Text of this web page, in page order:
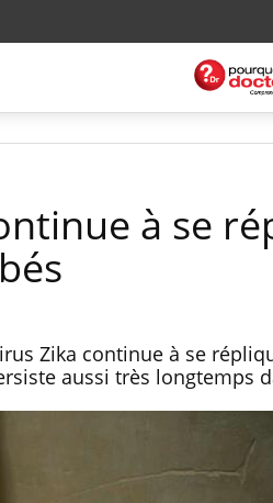
à se
Zika continue à se
aussi très longtemps